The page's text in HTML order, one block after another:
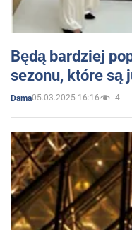
Będą bardziej
sezonu, które są
Dama05.03.2025 16:16 4